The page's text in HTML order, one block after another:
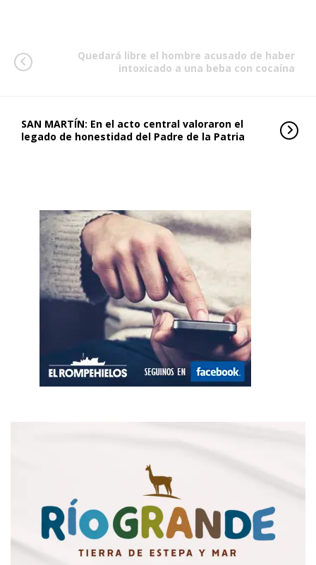
Quedará libre el hombre acusado de haber
intoxicado a una beba con cocaína
SAN MARTÍN: En el acto central valoraron el
legado de honestidad del Padre de la Patria